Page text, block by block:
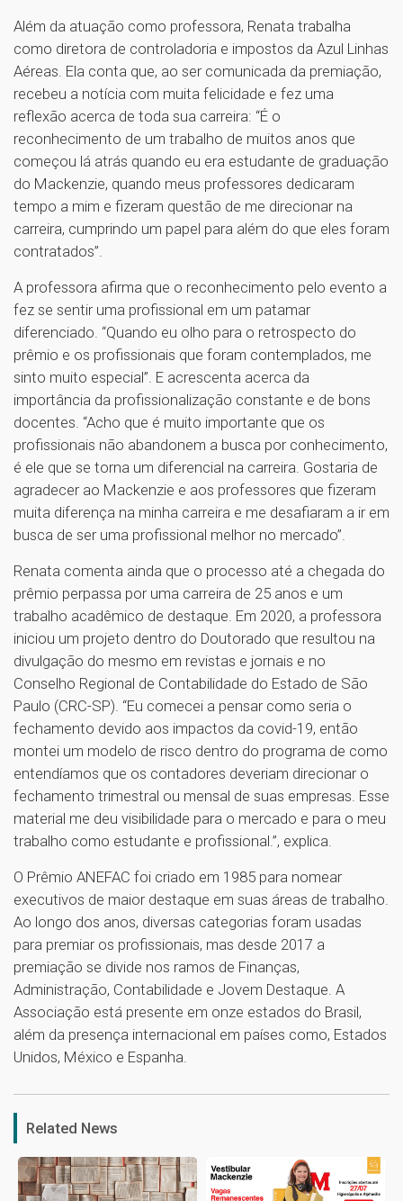
Além da atuação como professora, Renata trabalha
como diretora de controladoria e impostos da Azul Linhas
Aéreas. Ela conta que, ao ser comunicada da premiação,
recebeu a notícia com muita felicidade e fez uma
reflexão acerca de toda sua carreira: “É o
reconhecimento de um trabalho de muitos anos que
começou lá atrás quando eu era estudante de graduação
do Mackenzie, quando meus professores dedicaram
tempo a mim e fizeram questão de me direcionar na
carreira, cumprindo um papel para além do que eles foram
contratados”.
A professora afirma que o reconhecimento pelo evento a
fez se sentir uma profissional em um patamar
diferenciado. “Quando eu olho para o retrospecto do
prêmio e os profissionais que foram contemplados, me
sinto muito especial”. E acrescenta acerca da
importância da profissionalização constante e de bons
docentes. “Acho que é muito importante que os
profissionais não abandonem a busca por conhecimento,
é ele que se torna um diferencial na carreira. Gostaria de
agradecer ao Mackenzie e aos professores que fizeram
muita diferença na minha carreira e me desafiaram a ir em
busca de ser uma profissional melhor no mercado”.
Renata comenta ainda que o processo até a chegada do
prêmio perpassa por uma carreira de 25 anos e um
trabalho acadêmico de destaque. Em 2020, a professora
iniciou um projeto dentro do Doutorado que resultou na
divulgação do mesmo em revistas e jornais e no
Conselho Regional de Contabilidade do Estado de São
Paulo (CRC-SP). “Eu comecei a pensar como seria o
fechamento devido aos impactos da covid-19, então
montei um modelo de risco dentro do programa de como
entendíamos que os contadores deveriam direcionar o
fechamento trimestral ou mensal de suas empresas. Esse
material me deu visibilidade para o mercado e para o meu
trabalho como estudante e profissional.”, explica.
O Prêmio ANEFAC foi criado em 1985 para nomear
executivos de maior destaque em suas áreas de trabalho.
Ao longo dos anos, diversas categorias foram usadas
para premiar os profissionais, mas desde 2017 a
premiação se divide nos ramos de Finanças,
Administração, Contabilidade e Jovem Destaque. A
Associação está presente em onze estados do Brasil,
além da presença internacional em países como, Estados
Unidos, México e Espanha.
Related News